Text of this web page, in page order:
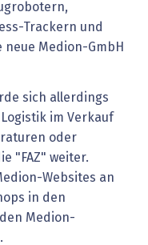
Trackern und
Medion-GmbH
sich allerdings
im Verkauf
oder
"FAZ" weiter.
Websites an
in den
Medion-